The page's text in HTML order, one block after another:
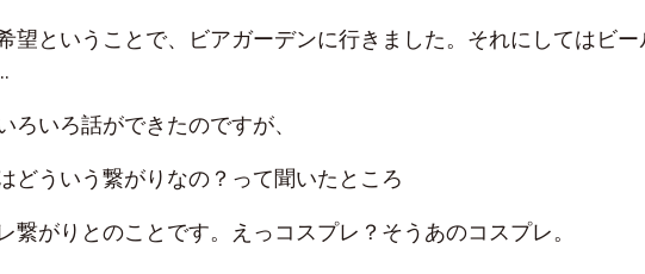
望ということで、ビアガーデンに行きました。それにしてはビー
ろいろ話ができたのですが、
どういう繋がりなの？って聞いたところ
繋がりとのことです。えっコスプレ？そうあのコスプレ。